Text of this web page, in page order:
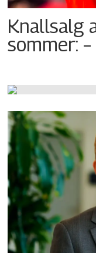
Knallsalg
sommer: